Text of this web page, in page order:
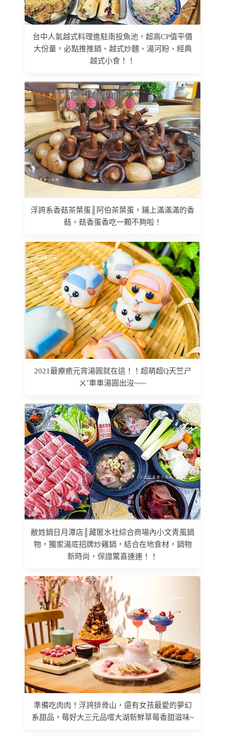
台中人氣越式料理進駐南投魚池，超高CP值平價
大份量，必點推推鍋、越式炒麵、湯河粉、經典
越式小食！！
浮誇系香菇茶葉蛋║阿伯茶葉蛋，鋪上滿滿滿的香
菇，菇香蛋香吃一顆不夠啦！
2021最療癒元宵湯圓就在這！！超萌超Q天竺ㄕ
ㄨˇ車車湯圓出沒~~~
敝姓鍋日月潭店║藏匿水社綜合商場內小文青風鍋
物，獨家湯底招牌炒雞鍋，結合在地食材，鍋物
新時尚，保證驚喜連連！！
準備吃肉肉！浮誇排骨山，還有女孩最愛的夢幻
系甜品，莓好大三元品嚐大湖新鮮草莓香甜滋味~